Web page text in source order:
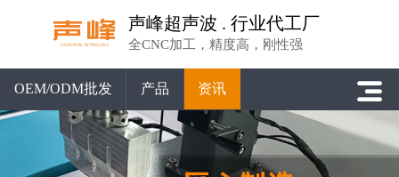
声峰超声波 . 行业代工厂
全CNC加工，精度高，刚性强
OEM/ODM批发 产品 资讯